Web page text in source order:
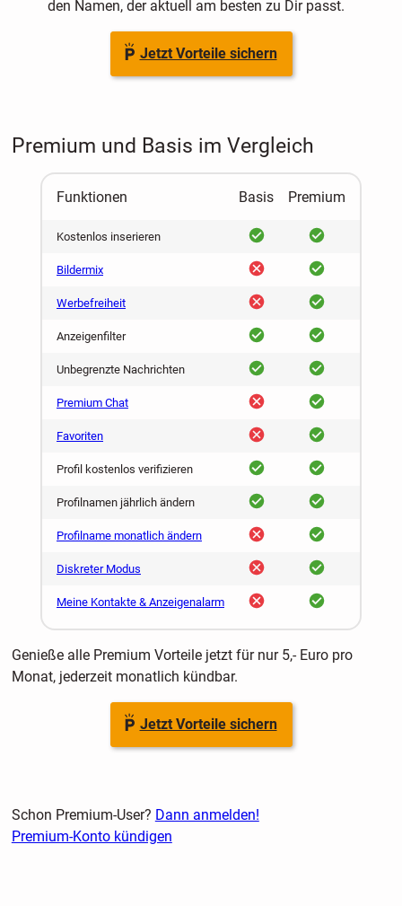
den Namen, der aktuell am besten zu Dir passt.
Jetzt Vorteile sichern
Premium und Basis im Vergleich
Funktionen Basis Premium
Kostenlos inserieren ja ja
Bildermix nein ja
Werbefreiheit nein ja
Anzeigenfilter ja ja
Unbegrenzte Nachrichten ja ja
Premium Chat nein ja
Favoriten nein ja
Profil kostenlos verifizieren ja ja
Profilnamen jährlich ändern ja ja
Profilname monatlich ändern nein ja
Diskreter Modus nein ja
Meine Kontakte & Anzeigenalarm nein ja
Genieße alle Premium Vorteile jetzt für nur 5,- Euro pro
Monat, jederzeit monatlich kündbar.
Jetzt Vorteile sichern
Schon Premium-User? Dann anmelden!
Premium-Konto kündigen